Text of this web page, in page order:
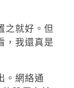
之就好。但
，我還真是
。網絡通